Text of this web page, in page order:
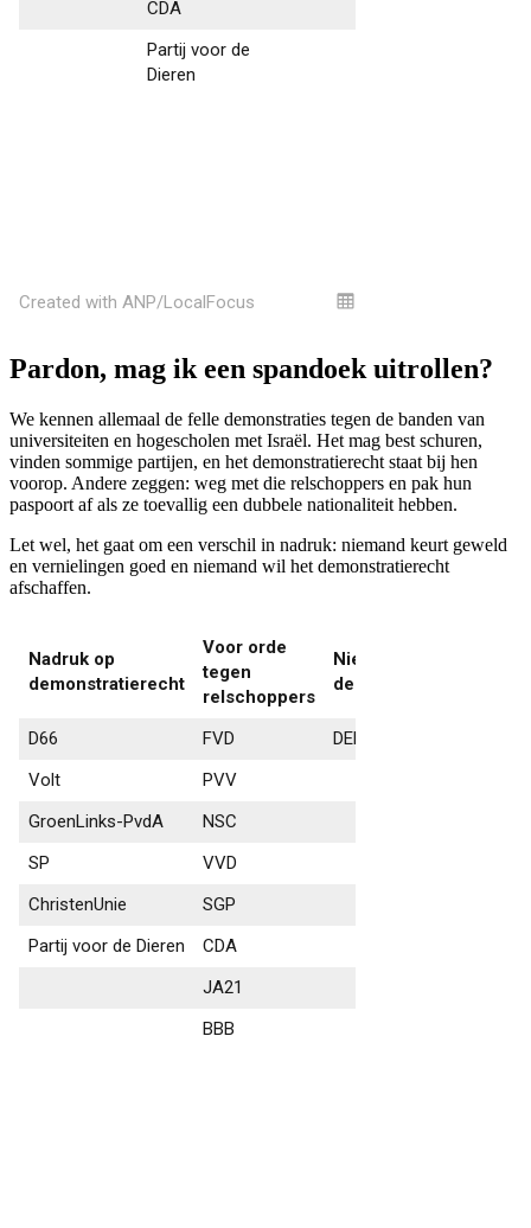
Pardon, mag ik een spandoek uitrollen?
We kennen allemaal de felle demonstraties tegen de banden van
universiteiten en hogescholen met Israël. Het mag best schuren,
vinden sommige partijen, en het demonstratierecht staat bij hen
voorop. Andere zeggen: weg met die relschoppers en pak hun
paspoort af als ze toevallig een dubbele nationaliteit hebben.
Let wel, het gaat om een verschil in nadruk: niemand keurt geweld
en vernielingen goed en niemand wil het demonstratierecht
afschaffen.